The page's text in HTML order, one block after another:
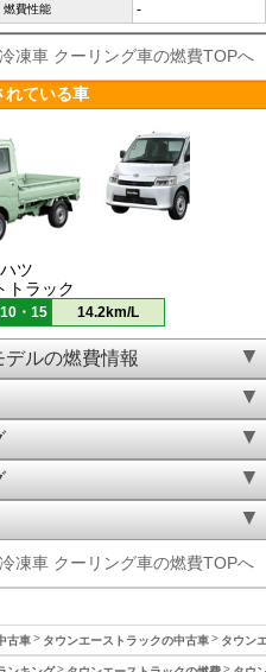
燃費性能 -
凍車 クーリング車の燃費TOPへ
れている車
ツ
トラック
10・15 14.2km/L
ルの燃費情報
凍車 クーリング車の燃費TOPへ
古車 タウンエーストラックの中古車 タウン